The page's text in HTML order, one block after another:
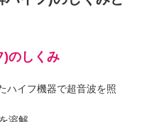
)のしくみ
ハイフ機器で超音波を照
溶解。